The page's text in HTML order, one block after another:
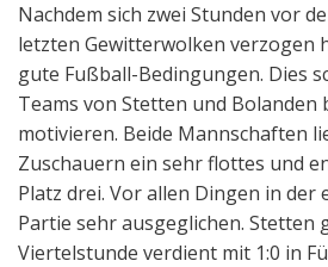
Nachdem sich zwei Stunden vor
letzten Gewitterwolken verzogen
gute Fußball-Bedingungen. Dies
Teams von Stetten und Bolanden
motivieren. Beide Mannschaften
Zuschauern ein sehr flottes und
Platz drei. Vor allen Dingen in der
Partie sehr ausgeglichen. Stetten
Viertelstunde verdient mit 1:0 in